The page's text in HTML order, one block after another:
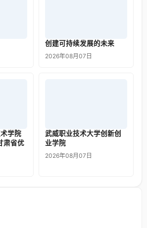
创建可持续发展的未来
2026年08月07日
学院
肃省优
武威职业技术大学创新创
业学院
2026年08月07日